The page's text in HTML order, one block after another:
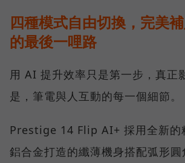
四種模式自由切換，完美
的最後一哩路
用 AI 提升效率只是第一步，真正
是，筆電與人互動的每一個細節。
Prestige 14 Flip AI+ 採用全新的
鋁合金打造的纖薄機身搭配弧形圓